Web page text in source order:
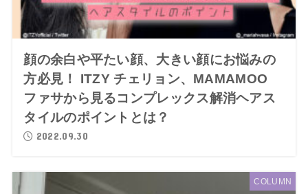
顔の余白や平たい顔、大きい顔にお悩みの
方必見！ ITZY チェリョン、MAMAMOO
ファサから見るコンプレックス解消ヘアス
タイルのポイントとは？
2022.09.30
COLUMN